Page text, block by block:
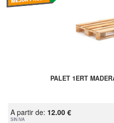
PALET 1ERT
A partir de: 12.00 €
SIN IVA